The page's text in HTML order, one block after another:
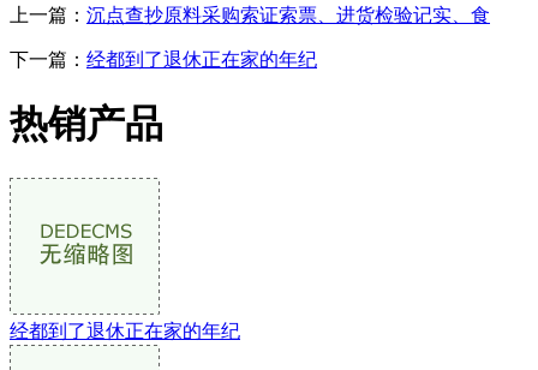
上一篇： 沉点查抄原料采购索证索票、进货检验记实、食
下一篇： 经都到了退休正在家的年纪
热销产品
经都到了退休正在家的年纪